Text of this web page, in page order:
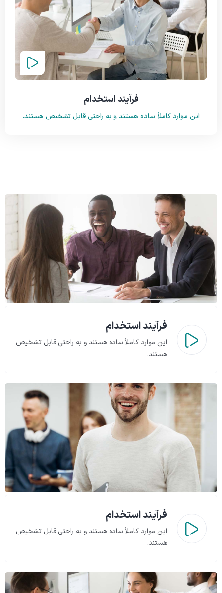
فرآیند استخدام
این موارد کاملاً ساده هستند و به راحتی قابل تشخیص هستند.
فرآیند استخدام
این موارد کاملاً ساده هستند و به راحتی قابل تشخیص
هستند.
فرآیند استخدام
این موارد کاملاً ساده هستند و به راحتی قابل تشخیص
هستند.